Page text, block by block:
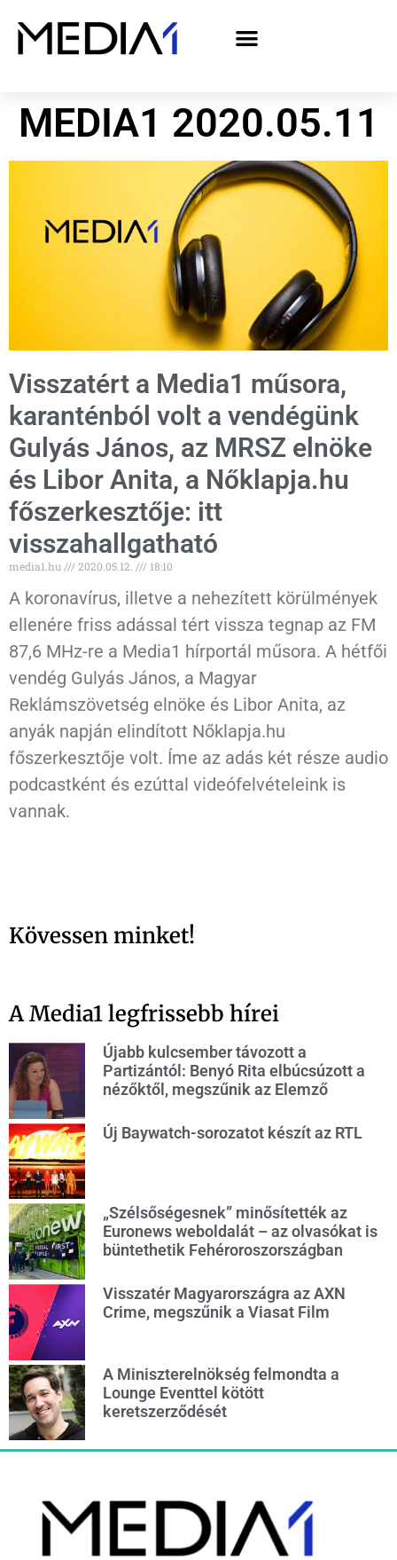
MEDIA1 2020.05.11
Visszatért a Media1 műsora,
karanténból volt a vendégünk
Gulyás János, az MRSZ elnöke
és Libor Anita, a Nőklapja.hu
főszerkesztője: itt
visszahallgatható
media1.hu 2020.05.12. 18:10
A koronavírus, illetve a nehezített körülmények
ellenére friss adással tért vissza tegnap az FM
87,6 MHz-re a Media1 hírportál műsora. A hétfői
vendég Gulyás János, a Magyar
Reklámszövetség elnöke és Libor Anita, az
anyák napján elindított Nőklapja.hu
főszerkesztője volt. Íme az adás két része audio
podcastként és ezúttal videófelvételeink is
vannak.
Kövessen minket!
A Media1 legfrissebb hírei
Újabb kulcsember távozott a
Partizántól: Benyó Rita elbúcsúzott a
nézőktől, megszűnik az Elemző
Új Baywatch-sorozatot készít az RTL
„Szélsőségesnek” minősítették az
Euronews weboldalát – az olvasókat is
büntethetik Fehéroroszországban
Visszatér Magyarországra az AXN
Crime, megszűnik a Viasat Film
A Miniszterelnökség felmondta a
Lounge Eventtel kötött
keretszerződését